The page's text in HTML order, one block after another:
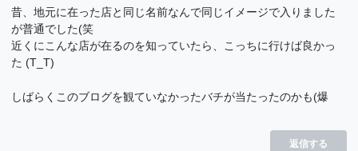
昔、地元に在った店と同じ名前なんで同じイメージで入りました
が普通でした(笑
近くにこんな店が在るのを知っていたら、こっちに行けば良かっ
た (T_T)
しばらくこのブログを観ていなかったバチが当たったのかも(爆
返信する